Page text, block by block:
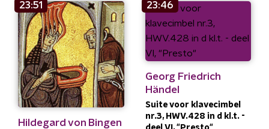
23:51
Hildegard von Bingen
23:46
Georg Friedrich
Händel
Suite voor klavecimbel
nr.3, HWV.428 in d kl.t. -